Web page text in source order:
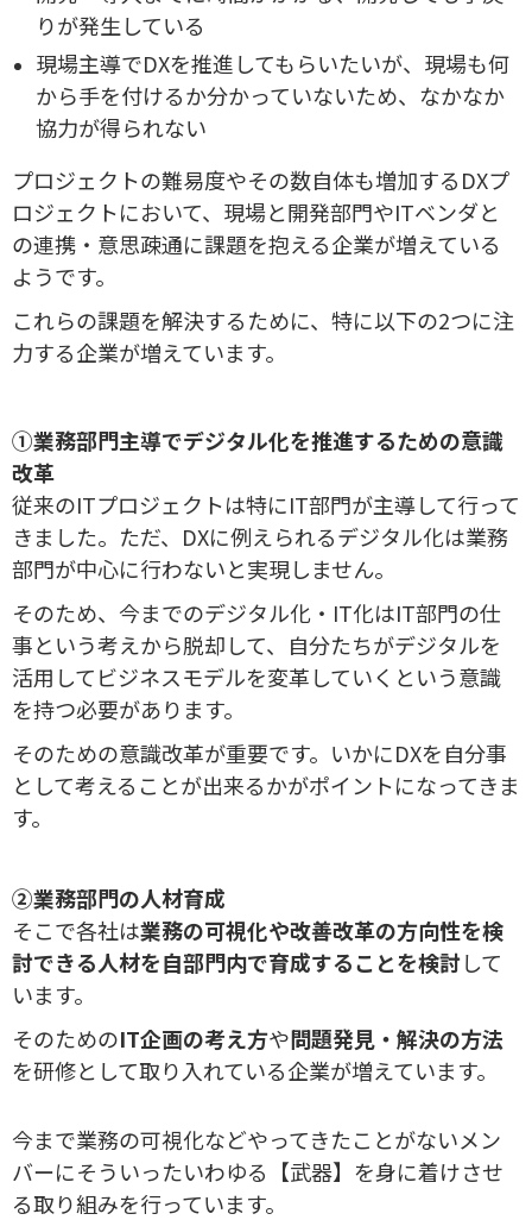
りが発生している
現場主導でDXを推進してもらいたいが、現場も何
から手を付けるか分かっていないため、なかなか
協力が得られない
プロジェクトの難易度やその数自体も増加するDXプ
ロジェクトにおいて、現場と開発部門やITベンダと
の連携・意思疎通に課題を抱える企業が増えている
ようです。
これらの課題を解決するために、特に以下の2つに注
力する企業が増えています。
①業務部門主導でデジタル化を推進するための意識
改革
従来のITプロジェクトは特にIT部門が主導して行って
きました。ただ、DXに例えられるデジタル化は業務
部門が中心に行わないと実現しません。
そのため、今までのデジタル化・IT化はIT部門の仕
事という考えから脱却して、自分たちがデジタルを
活用してビジネスモデルを変革していくという意識
を持つ必要があります。
そのための意識改革が重要です。いかにDXを自分事
として考えることが出来るかがポイントになってきま
す。
②業務部門の人材育成
そこで各社は業務の可視化や改善改革の方向性を検
討できる人材を自部門内で育成することを検討して
います。
そのためのIT企画の考え方や問題発見・解決の方法
を研修として取り入れている企業が増えています。
今まで業務の可視化などやってきたことがないメン
バーにそういったいわゆる【武器】を身に着けさせ
る取り組みを行っています。